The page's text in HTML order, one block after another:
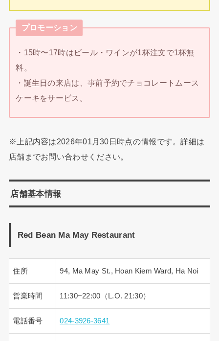
プロモーション
・15時〜17時はビール・ワインが1杯注文で1杯無
料。
・誕生日の来店は、事前予約でチョコレートムース
ケーキをサービス。
※上記内容は2026年01月30日時点の情報です。詳細は
店舗までお問い合わせください。
店舗基本情報
Red Bean Ma May Restaurant
住所 94, Ma May St., Hoan Kiem Ward, Ha Noi
営業時間 11:30−22:00（L.O. 21:30）
電話番号 024-3926-3641